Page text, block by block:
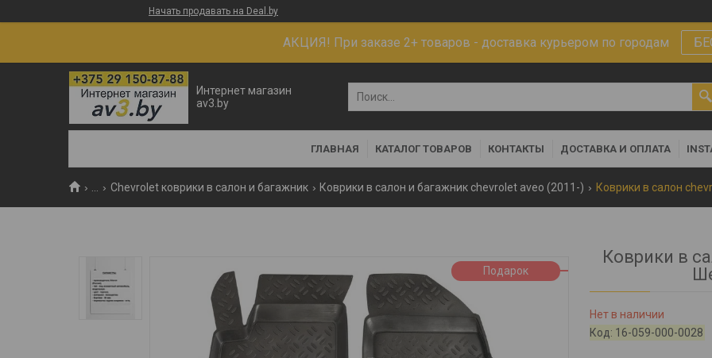
Начать продавать на Deal.by
АКЦИЯ! При заказе 2+ товаров - доставка курьером по городам
Интернет магазин
av3.by
ГЛАВНАЯ КАТАЛОГ ТОВАРОВ КОНТАКТЫ ДОСТАВКА И ОПЛАТА
Chevrolet коврики в салон и багажник Коврики в салон и багажник chevrolet aveo (2011-)
Подарок
Коврики в
Нет в наличии
Код: 16-059-000-0028